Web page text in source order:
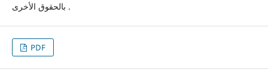
بالحقوق الأخرى .
PDF